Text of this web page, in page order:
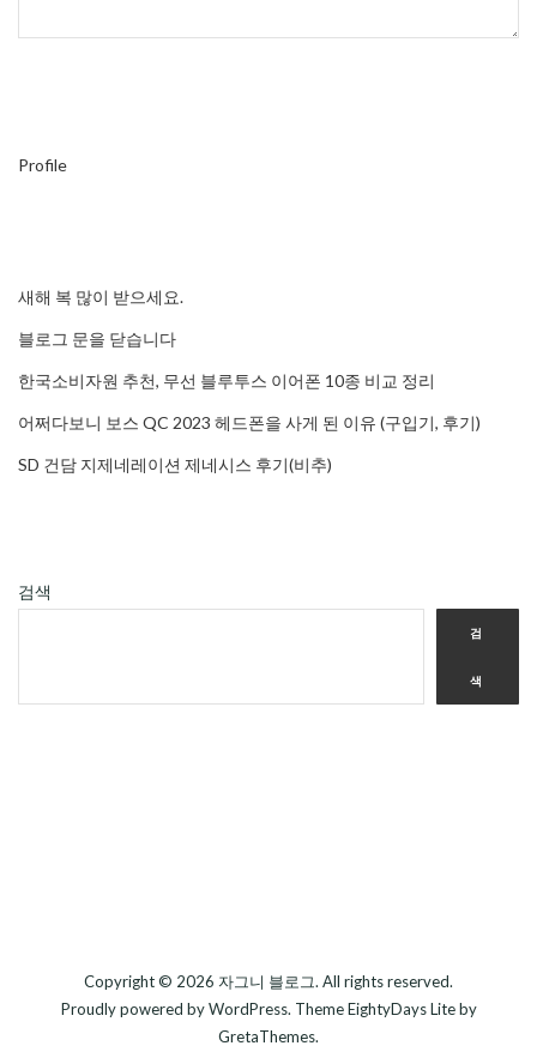
Profile
새해 복 많이 받으세요.
블로그 문을 닫습니다
한국소비자원 추천, 무선 블루투스 이어폰 10종 비교 정리
어쩌다보니 보스 QC 2023 헤드폰을 사게 된 이유 (구입기, 후기)
SD 건담 지제네레이션 제네시스 후기(비추)
검색
검
색
Copyright © 2026 자그니 블로그. All rights reserved.
Proudly powered byWordPress. ThemeEightyDays Liteby
GretaThemes.